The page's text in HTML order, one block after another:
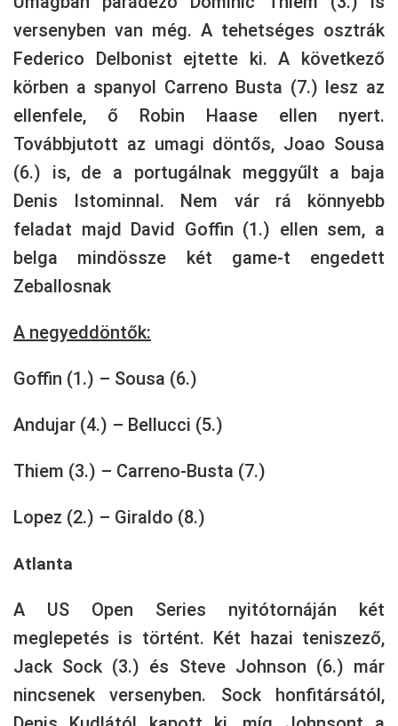
versenyben van még. A tehetséges osztrák
Federico Delbonist ejtette ki. A következő
körben a spanyol Carreno Busta (7.) lesz az
ellenfele, ő Robin Haase ellen nyert.
Továbbjutott az umagi döntős, Joao Sousa
(6.) is, de a portugálnak meggyűlt a baja
Denis Istominnal. Nem vár rá könnyebb
feladat majd David Goffin (1.) ellen sem, a
belga mindössze két game-t engedett
Zeballosnak
A negyeddöntők:
Goffin (1.) – Sousa (6.)
Andujar (4.) – Bellucci (5.)
Thiem (3.) – Carreno-Busta (7.)
Lopez (2.) – Giraldo (8.)
Atlanta
A US Open Series nyitótornáján két
meglepetés is történt. Két hazai teniszező,
Jack Sock (3.) és Steve Johnson (6.) már
nincsenek versenyben. Sock honfitársától,